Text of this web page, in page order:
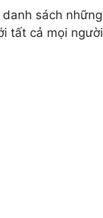
sách
tất cả mọi